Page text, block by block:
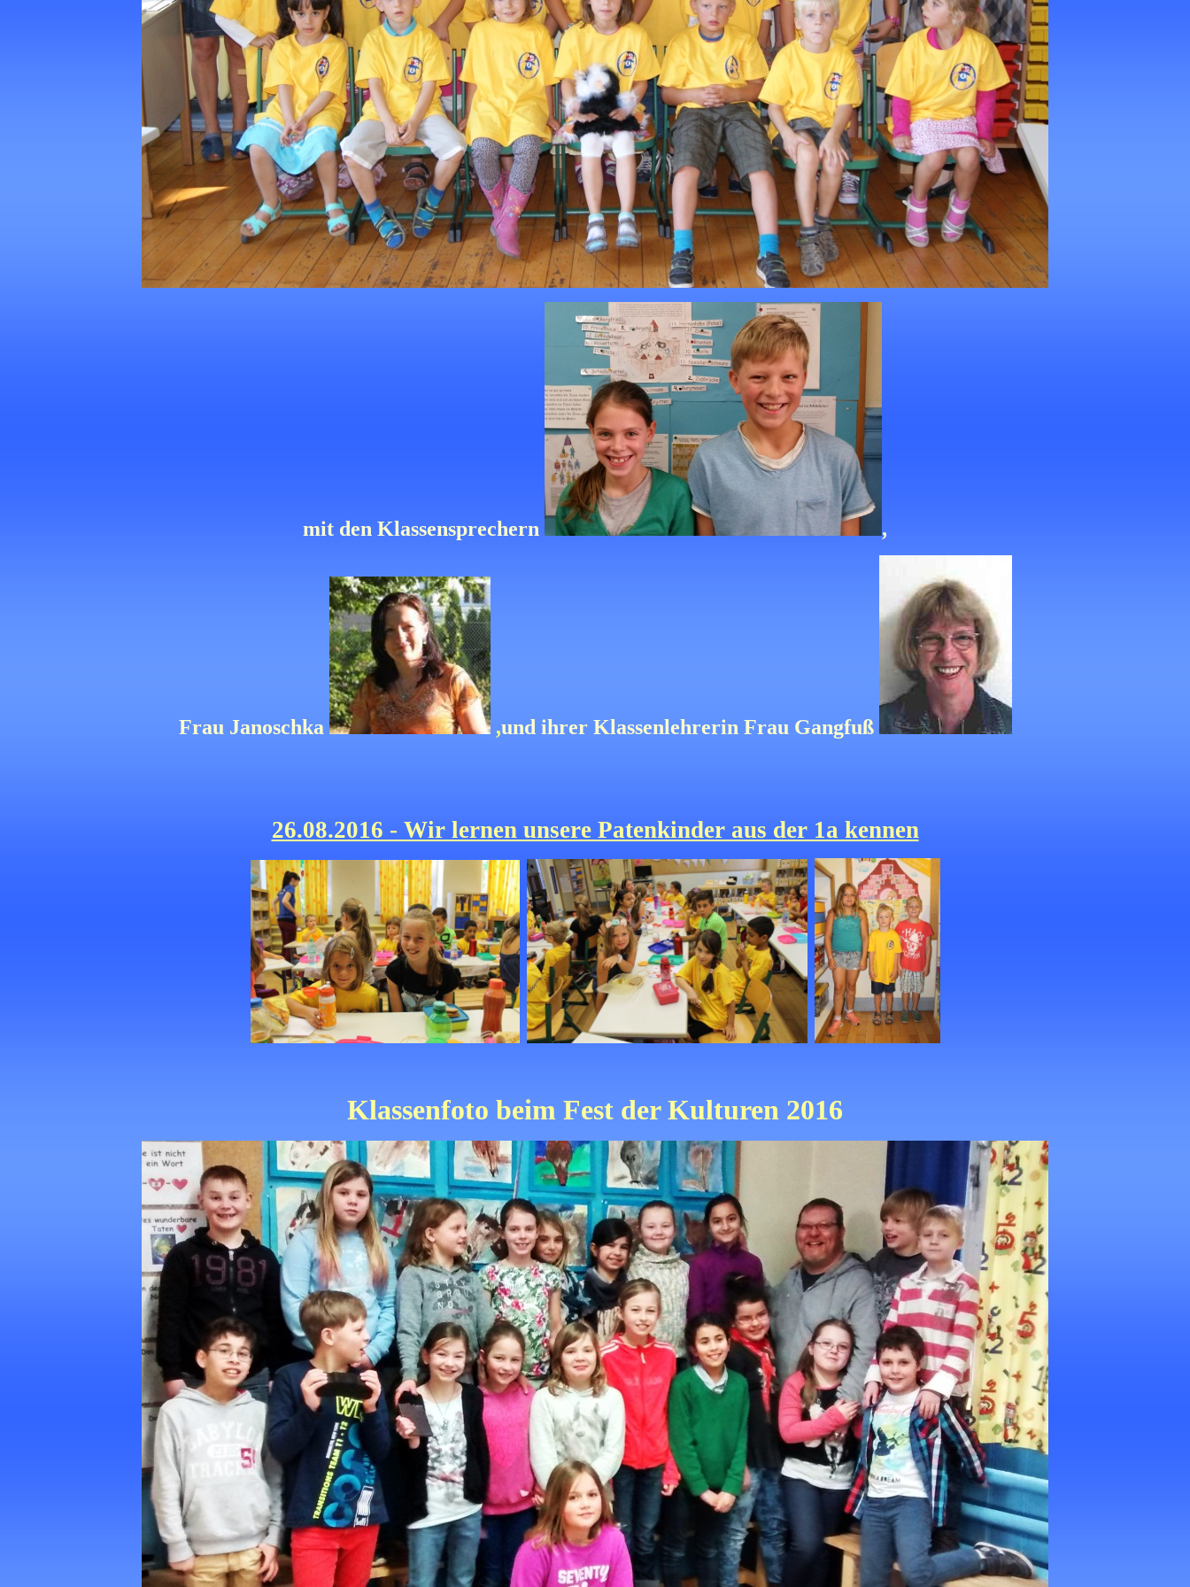
mit den Klassensprechern ,
Frau Janoschka ,und ihrer Klassenlehrerin Frau Gangfuß
26.08.2016 - Wir lernen unsere Patenkinder aus der 1a kennen
Klassenfoto beim Fest der Kulturen 2016